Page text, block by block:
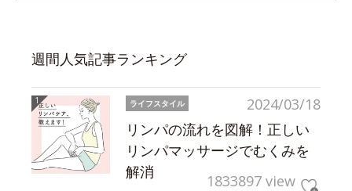
週間人気記事ランキング
2024/03/18
ライフスタイル
リンパの流れを図解！正しい
リンパマッサージでむくみを
解消
1833897 view